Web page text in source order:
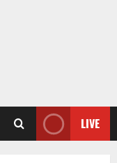
LIVE